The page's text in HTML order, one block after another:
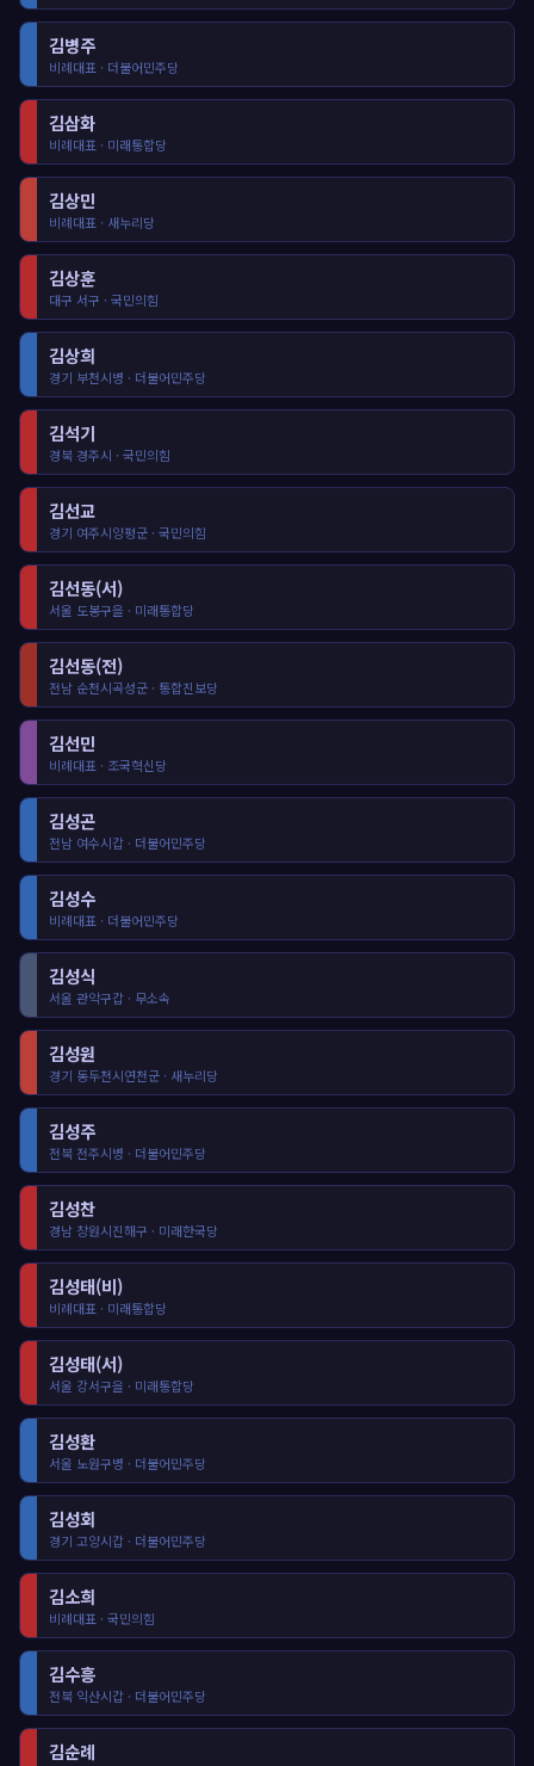
김병주
비례대표 · 더불어민주당
김삼화
비례대표 · 미래통합당
김상민
비례대표 · 새누리당
김상훈
대구 서구 · 국민의힘
김상희
경기 부천시병 · 더불어민주당
김석기
경북 경주시 · 국민의힘
김선교
경기 여주시양평군 · 국민의힘
김선동(서)
서울 도봉구을 · 미래통합당
김선동(전)
전남 순천시곡성군 · 통합진보당
김선민
비례대표 · 조국혁신당
김성곤
전남 여수시갑 · 더불어민주당
김성수
비례대표 · 더불어민주당
김성식
서울 관악구갑 · 무소속
김성원
경기 동두천시연천군 · 새누리당
김성주
전북 전주시병 · 더불어민주당
김성찬
경남 창원시진해구 · 미래한국당
김성태(비)
비례대표 · 미래통합당
김성태(서)
서울 강서구을 · 미래통합당
김성환
서울 노원구병 · 더불어민주당
김성회
경기 고양시갑 · 더불어민주당
김소희
비례대표 · 국민의힘
김수흥
전북 익산시갑 · 더불어민주당
김순례